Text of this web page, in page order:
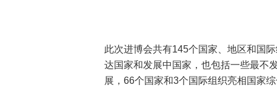
此次进博会共有145个国家、地区和国
达国家和发展中国家，也包括一些最不
展，66个国家和3个国际组织亮相国家